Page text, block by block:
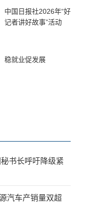
中国日报社2026年“好
记者讲好故事”活动
稳就业促发展
书长呼吁降级紧
汽车产销量双超